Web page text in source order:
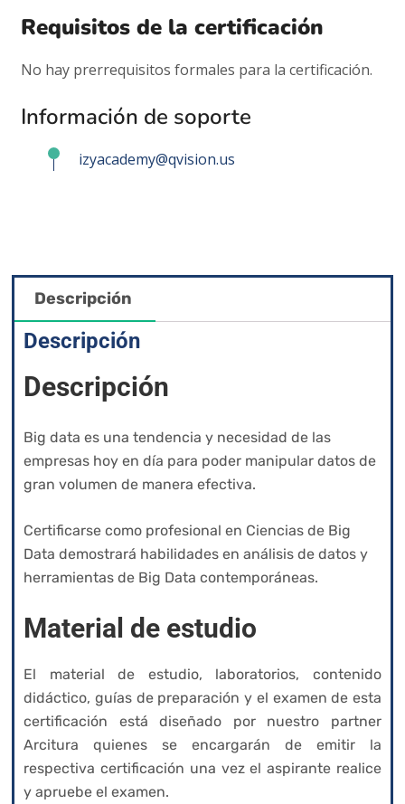
Requisitos de la certificación
No hay prerrequisitos formales para la certificación.
Información de soporte
izyacademy@qvision.us
Descripción
Descripción
Descripción
Big data es una tendencia y necesidad de las
empresas hoy en día para poder manipular datos de
gran volumen de manera efectiva.
Certificarse como profesional en Ciencias de Big
Data demostrará habilidades en análisis de datos y
herramientas de Big Data contemporáneas.
Material de estudio
El material de estudio, laboratorios, contenido
didáctico, guías de preparación y el examen de esta
certificación está diseñado por nuestro partner
Arcitura quienes se encargarán de emitir la
respectiva certificación una vez el aspirante realice
y apruebe el examen.